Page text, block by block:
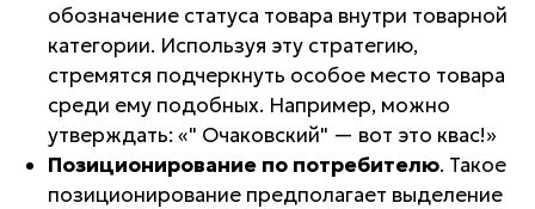
обозначение статуса товара внутри товарной
категории. Используя эту стратегию,
стремятся подчеркнуть особое место товара
среди ему подобных. Например, можно
утверждать: «" Очаковский" — вот это квас!»
Позиционирование по потребителю. Такое
позиционирование предполагает выделение